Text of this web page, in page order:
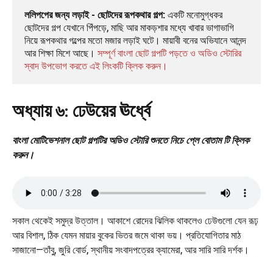
ললিপপের জন্য লড়াই - ছোটদের রূপকথার গল্প: একটি মনোমুগ্ধকর
ছোটদের গল্প যেখানে পিঁপড়ে, মাছি আর মাকড়শার মধ্যে খাবার ভাগাভাগি
নিয়ে রূপকথার গল্পের মতো মজার লড়াই ঘটে। মায়াবী বনের অভিযানে আনন্দ
আর শিক্ষা মিশে আছে। সম্পূর্ণ বাংলা ছোট গল্পটি পড়তে ও অডিও স্টোরির
স্বাদ উপভোগ করতে এই লিংকটি ক্লিক করুন।
অধ্যায় ৬: ঢেউয়ের ঊর্ধ্বে
বাংলা মোটিভেশনাল ছোট গল্পটির অডিও স্টোরি শুনতে নিচে প্লে বোতাম টি ক্লিক
করুন।
সকাল থেকেই সমুদ্র উত্তাল। আকাশে রোদের ঝিলিক থাকলেও ঢেউগুলো যেন রূঢ়
আর বিশাল, ঠিক যেমন মায়ার বুকের ভিতর জমে থাকা ভয়। প্রতিযোগিতার মাঠ
সাজানো—তাঁবু, জুরি বোর্ড, স্থানীয় সংবাদপত্রের ক্যামেরা, আর সারি সারি দর্শক।